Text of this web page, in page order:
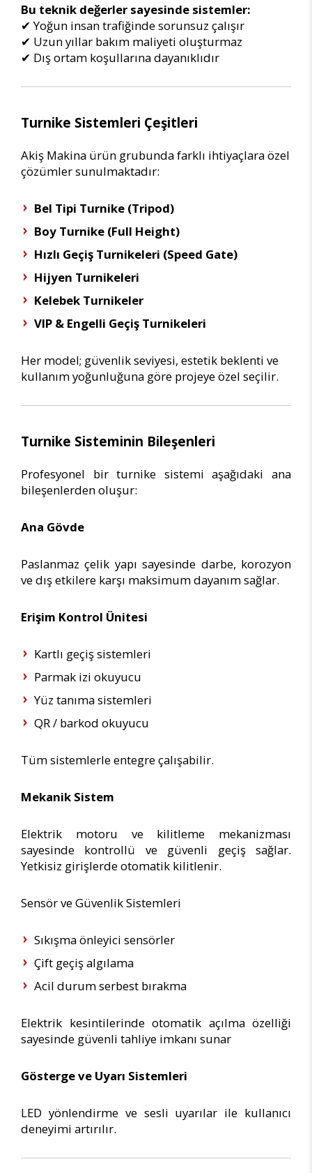
Bu teknik değerler sayesinde sistemler:
✔ Yoğun insan trafiğinde sorunsuz çalışır
✔ Uzun yıllar bakım maliyeti oluşturmaz
✔ Dış ortam koşullarına dayanıklıdır
Turnike Sistemleri Çeşitleri
Akiş Makina ürün grubunda farklı ihtiyaçlara özel
çözümler sunulmaktadır:
Bel Tipi Turnike (Tripod)
Boy Turnike (Full Height)
Hızlı Geçiş Turnikeleri (Speed Gate)
Hijyen Turnikeleri
Kelebek Turnikeler
VIP & Engelli Geçiş Turnikeleri
Her model; güvenlik seviyesi, estetik beklenti ve
kullanım yoğunluğuna göre projeye özel seçilir.
Turnike Sisteminin Bileşenleri
Profesyonel bir turnike sistemi aşağıdaki ana
bileşenlerden oluşur:
Ana Gövde
Paslanmaz çelik yapı sayesinde darbe, korozyon
ve dış etkilere karşı maksimum dayanım sağlar.
Erişim Kontrol Ünitesi
Kartlı geçiş sistemleri
Parmak izi okuyucu
Yüz tanıma sistemleri
QR / barkod okuyucu
Tüm sistemlerle entegre çalışabilir.
Mekanik Sistem
Elektrik motoru ve kilitleme mekanizması
sayesinde kontrollü ve güvenli geçiş sağlar.
Yetkisiz girişlerde otomatik kilitlenir.
Sensör ve Güvenlik Sistemleri
Sıkışma önleyici sensörler
Çift geçiş algılama
Acil durum serbest bırakma
Elektrik kesintilerinde otomatik açılma özelliği
sayesinde güvenli tahliye imkanı sunar
Gösterge ve Uyarı Sistemleri
LED yönlendirme ve sesli uyarılar ile kullanıcı
deneyimi artırılır.